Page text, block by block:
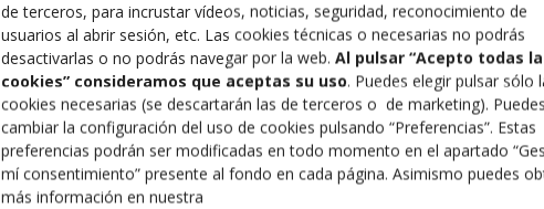
de terceros, para incrustar vídeos, noticias, seguridad, reconocimiento de
usuarios al abrir sesión, etc. Las cookies técnicas o necesarias no podrás
desactivarlas o no podrás navegar por la web. Al pulsar “Acepto todas
cookies” consideramos que aceptas su uso. Puedes elegir pulsar sólo
cookies necesarias (se descartarán las de terceros o de marketing).
cambiar la configuración del uso de cookies pulsando “Preferencias”. Estas
preferencias podrán ser modificadas en todo momento en el apartado
mí consentimiento” presente al fondo en cada página. Asimismo puedes
más información en nuestra